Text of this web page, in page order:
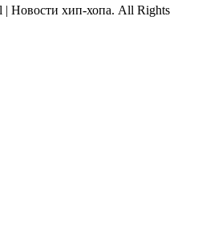
Новости хип-хопа. All Rights